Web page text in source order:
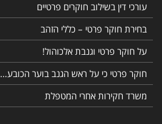
עורכי דין בשילוב חוקרים פרטיים
בחירת חוקר פרטי – כללי הזהב
על חוקר פרטי וגנבת אלכוהול!
חוקר פרטי כי על ראש הגנב בוער הכובע…
משרד חקירות אחרי המטפלת